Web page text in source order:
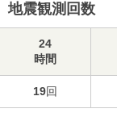
地震観測回数
24
時間
19回